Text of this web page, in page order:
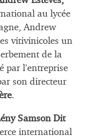
au lycée
Andrew
vitivinicoles un
de la
parl’entreprise
son directeur
.
Samson Dit
international